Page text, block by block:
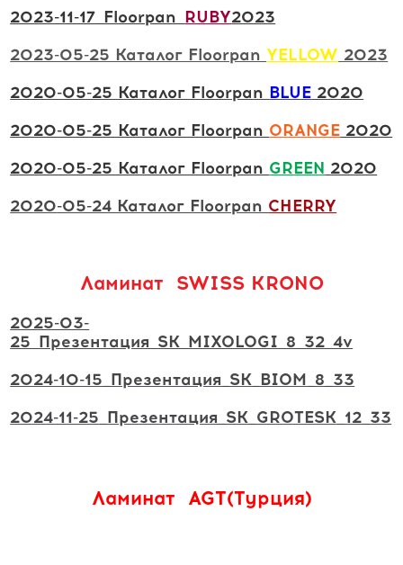
2023-11-17_Floorpan_ RUBY2023
2023-05-25 Каталог Floorpan YELLOW 2023
2020-05-25 Каталог Floorpan BLUE 2020
2020-05-25 Каталог Floorpan ORANGE 2020
2020-05-25 Каталог Floorpan GREEN 2020
2020-05-24 Каталог Floorpan CHERRY
Ламинат SWISS KRONO
2025-03-
25_Презентация_SK_MIXOLOGI_8_32_4v
2024-10-15_Презентация_SK_BIOM _8_33
2024-11-25_Презентация_SK_GROTESK_12_33
Ламинат AGT(Турция)